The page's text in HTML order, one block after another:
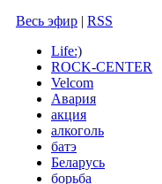
Весь эфир | RSS
Life:)
ROCK-CENTER
Velcom
Авария
акция
алкоголь
батэ
Беларусь
борьба